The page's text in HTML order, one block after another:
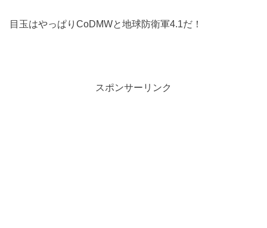
目玉はやっぱりCoDMWと地球防衛軍4.1だ！
スポンサーリンク